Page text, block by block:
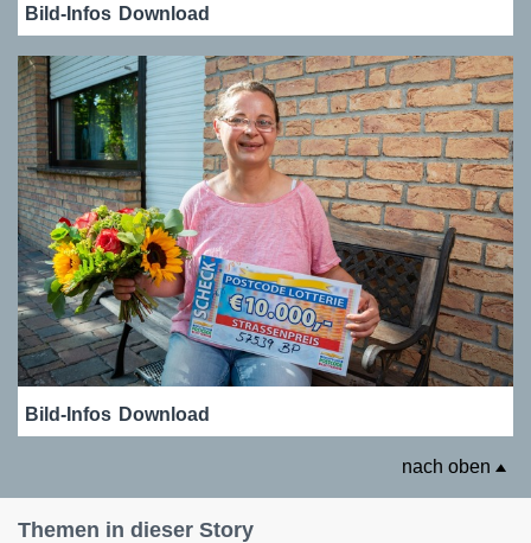
Bild-Infos Download
Bild-Infos Download
nach oben
Themen in dieser Story